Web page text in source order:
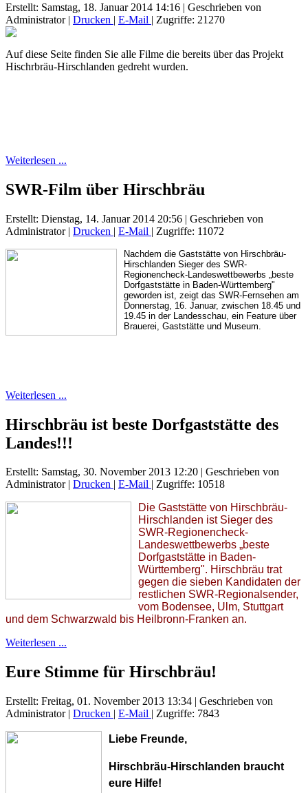
Erstellt: Samstag, 18. Januar 2014 14:16 | Geschrieben von
Administrator| Drucken | E-Mail | Zugriffe: 21270
Auf diese Seite finden Sie alle Filme die bereits über das Projekt
Hischrbräu-Hirschlanden gedreht wurden.
Weiterlesen ...
SWR-Film über Hirschbräu
Erstellt: Dienstag, 14. Januar 2014 20:56 | Geschrieben von
Administrator| Drucken | E-Mail | Zugriffe: 11072
Nachdem die Gaststätte von Hirschbräu-
Hirschlanden Sieger des SWR-
Regionencheck-Landeswettbewerbs „beste
Dorfgaststätte in Baden-Württemberg"
geworden ist, zeigt das SWR-Fernsehen am
Donnerstag, 16. Januar, zwischen 18.45 und
19.45 in der Landesschau, ein Feature über
Brauerei, Gaststätte und Museum.
Weiterlesen ...
Hirschbräu ist beste Dorfgaststätte des
Landes!!!
Erstellt: Samstag, 30. November 2013 12:20 | Geschrieben von
Administrator| Drucken | E-Mail | Zugriffe: 10518
Die Gaststätte von Hirschbräu-
Hirschlanden ist Sieger des
SWR-Regionencheck-
Landeswettbewerbs „beste
Dorfgaststätte in Baden-
Württemberg". Hirschbräu trat
gegen die sieben Kandidaten der
restlichen SWR-Regionalsender,
vom Bodensee, Ulm, Stuttgart
und dem Schwarzwald bis Heilbronn-Franken an.
Weiterlesen ...
Eure Stimme für Hirschbräu!
Erstellt: Freitag, 01. November 2013 13:34 | Geschrieben von
Administrator| Drucken | E-Mail | Zugriffe: 7843
Liebe Freunde,
Hirschbräu-Hirschlanden braucht
eure Hilfe!